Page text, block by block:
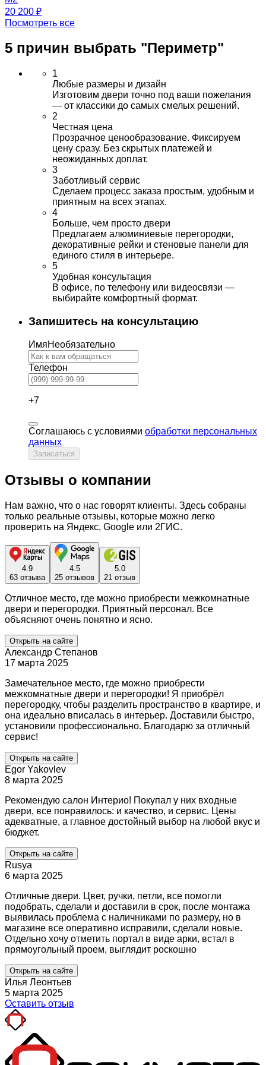
20 200 ₽
Посмотреть все
5 причин выбрать "Периметр"
1
Любые размеры и дизайн
Изготовим двери точно под ваши пожелания
— от классики до самых смелых решений.
2
Честная цена
Прозрачное ценообразование. Фиксируем
цену сразу. Без скрытых платежей и
неожиданных доплат.
3
Заботливый сервис
Сделаем процесс заказа простым, удобным и
приятным на всех этапах.
4
Больше, чем просто двери
Предлагаем алюминиевые перегородки,
декоративные рейки и стеновые панели для
единого стиля в интерьере.
5
Удобная консультация
В офисе, по телефону или видеосвязи —
выбирайте комфортный формат.
Запишитесь на консультацию
ИмяНеобязательно
Телефон
+7
Соглашаюсь с условиями обработки персональных
данных
Записаться
Отзывы о компании
Нам важно, что о нас говорят клиенты. Здесь собраны
только реальные отзывы, которые можно легко
проверить на Яндекс, Google или 2ГИС.
4.9
63 отзыва
4.5
25 отзывов
5.0
21 отзыв
Отличное место, где можно приобрести межкомнатные
двери и перегородки. Приятный персонал. Все
объясняют очень понятно и ясно.
Открыть на сайте
Александр Степанов
17 марта 2025
Замечательное место, где можно приобрести
межкомнатные двери и перегородки! Я приобрёл
перегородку, чтобы разделить пространство в квартире, и
она идеально вписалась в интерьер. Доставили быстро,
установили профессионально. Благодарю за отличный
сервис!
Открыть на сайте
Egor Yakovlev
8 марта 2025
Рекомендую салон Интерио! Покупал у них входные
двери, все понравилось: и качество, и сервис. Цены
адекватные, а главное достойный выбор на любой вкус и
бюджет.
Открыть на сайте
Rusya
6 марта 2025
Отличные двери. Цвет, ручки, петли, все помогли
подобрать, сделали и доставили в срок, после монтажа
выявилась проблема с наличниками по размеру, но в
магазине все оперативно исправили, сделали новые.
Отдельно хочу отметить портал в виде арки, встал в
прямоугольный проем, выглядит роскошно
Открыть на сайте
Илья Леонтьев
5 марта 2025
Оставить отзыв